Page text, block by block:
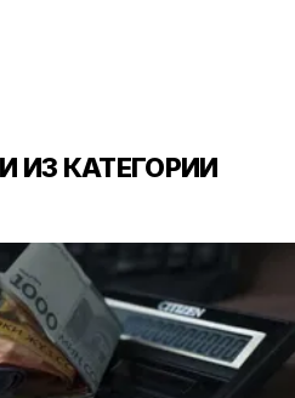
ИЗ КАТЕГОРИИ